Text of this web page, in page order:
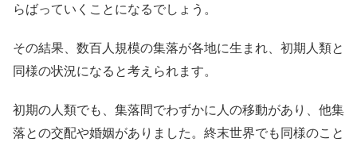
らばっていくことになるでしょう。
その結果、数百人規模の集落が各地に生まれ、初期人類と
同様の状況になると考えられます。
初期の人類でも、集落間でわずかに人の移動があり、他集
落との交配や婚姻がありました。終末世界でも同様のこと